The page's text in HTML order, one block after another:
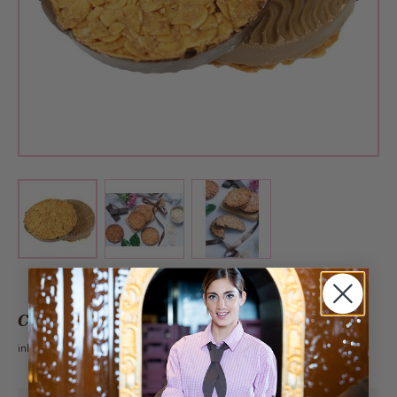
View larger imageView larger imageView larger image
CHF 4.10
inkl. 2.6% MwSt.